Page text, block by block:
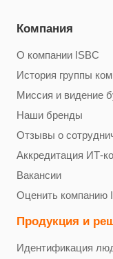
Компания
О компании ISBC
История группы
Миссия и видение
Наши бренды
Отзывы о
Аккредитация ИТ-
Вакансии
Оценить компанию
Продукция и
Идентификация